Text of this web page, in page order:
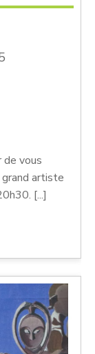
de vous
grand artiste
[...]